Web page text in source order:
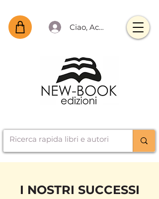
Ciao, Accedi
I NOSTRI SUCCESSI